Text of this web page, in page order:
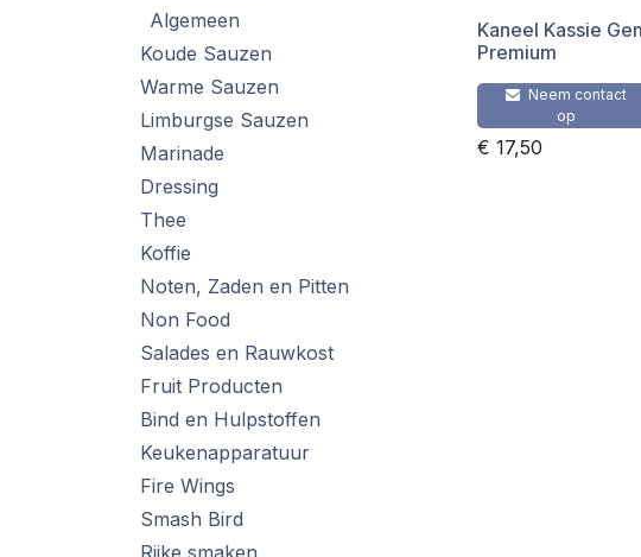
Algemeen
Koude Sauzen
Warme Sauzen
Limburgse Sauzen
Marinade
Dressing
Thee
Koffie
Noten, Zaden en Pitten
Non Food
Salades en Rauwkost
Fruit Producten
Bind en Hulpstoffen
Keukenapparatuur
Fire Wings
Smash Bird
Rijke smaken
Kaneel Kassie
Premium
Neem contact
op
€ 17,50